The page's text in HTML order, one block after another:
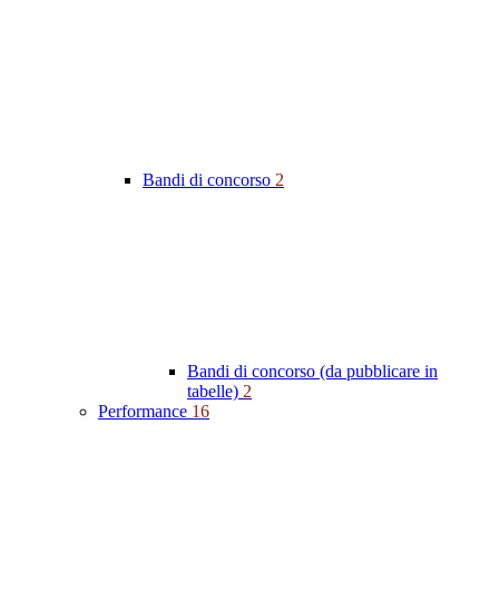
Bandi di concorso 2
Bandi di concorso (da pubblicare in
tabelle) 2
Performance 16